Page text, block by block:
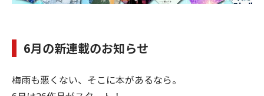
6月の新連載のお知らせ
梅雨も悪くない、そこに本があるなら。